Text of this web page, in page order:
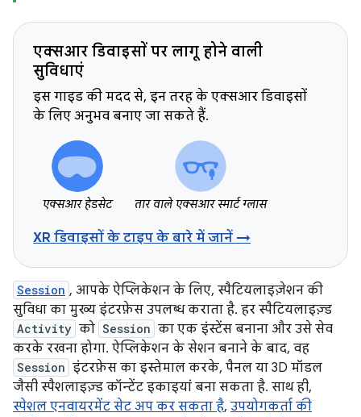
एक्सआर डिवाइसों पर लागू होने वाली
सुविधाएं
इस गाइड की मदद से, इन तरह के एक्सआर डिवाइसों
के लिए अनुभव बनाए जा सकते हैं.
एक्सआर हेडसेट तार वाले एक्सआर स्मार्ट ग्लास
XR डिवाइसों के टाइप के बारे में जानें →
Session , आपके ऐप्लिकेशन के लिए, स्पैटियलाइज़ेशन की
सुविधा का मुख्य इंटरफ़ेस उपलब्ध कराता है. हर स्पैटियलाइज़्ड
Activity को Session का एक इंस्टेंस बनाना और उसे सेव
करके रखना होगा. ऐप्लिकेशन के सेशन बनाने के बाद, वह
Session इंटरफ़ेस का इस्तेमाल करके, पैनल या 3D मॉडल
जैसी स्पैशलाइज़्ड कॉन्टेंट इकाइयां बना सकता है. साथ ही,
स्पेशल एनवायरमेंट सेट अप कर सकता है, उपयोगकर्ता की